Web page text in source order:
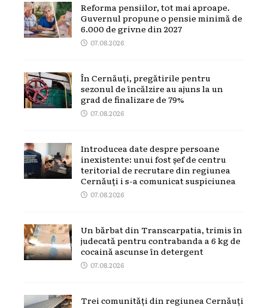
Reforma pensiilor, tot mai aproape.
Guvernul propune o pensie minimă de
6.000 de grivne din 2027
07.08.2026
În Cernăuți, pregătirile pentru
sezonul de încălzire au ajuns la un
grad de finalizare de 79%
07.08.2026
Introducea date despre persoane
inexistente: unui fost șef de centru
teritorial de recrutare din regiunea
Cernăuți i s-a comunicat suspiciunea
07.08.2026
Un bărbat din Transcarpatia, trimis în
judecată pentru contrabanda a 6 kg de
cocaină ascunse în detergent
07.08.2026
Trei comunități din regiunea Cernăuți